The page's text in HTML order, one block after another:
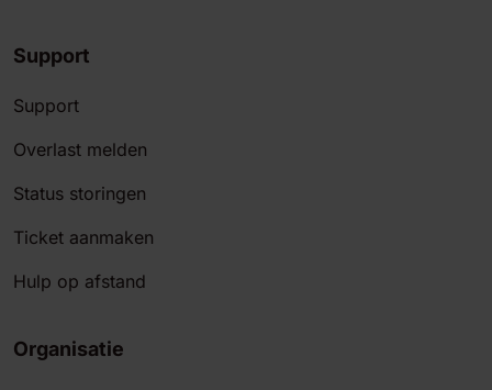
Support
Support
Overlast melden
Status storingen
Ticket aanmaken
Hulp op afstand
Organisatie